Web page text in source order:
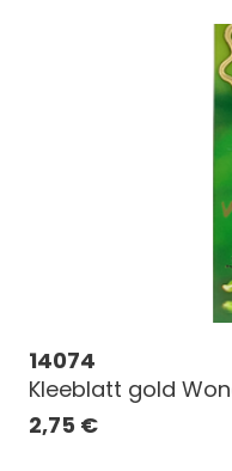
14074
Kleeblatt gold
2,75 €